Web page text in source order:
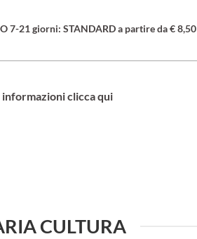
7-21 giorni: STANDARD a partire da € 8,50
clicca qui
CULTURA